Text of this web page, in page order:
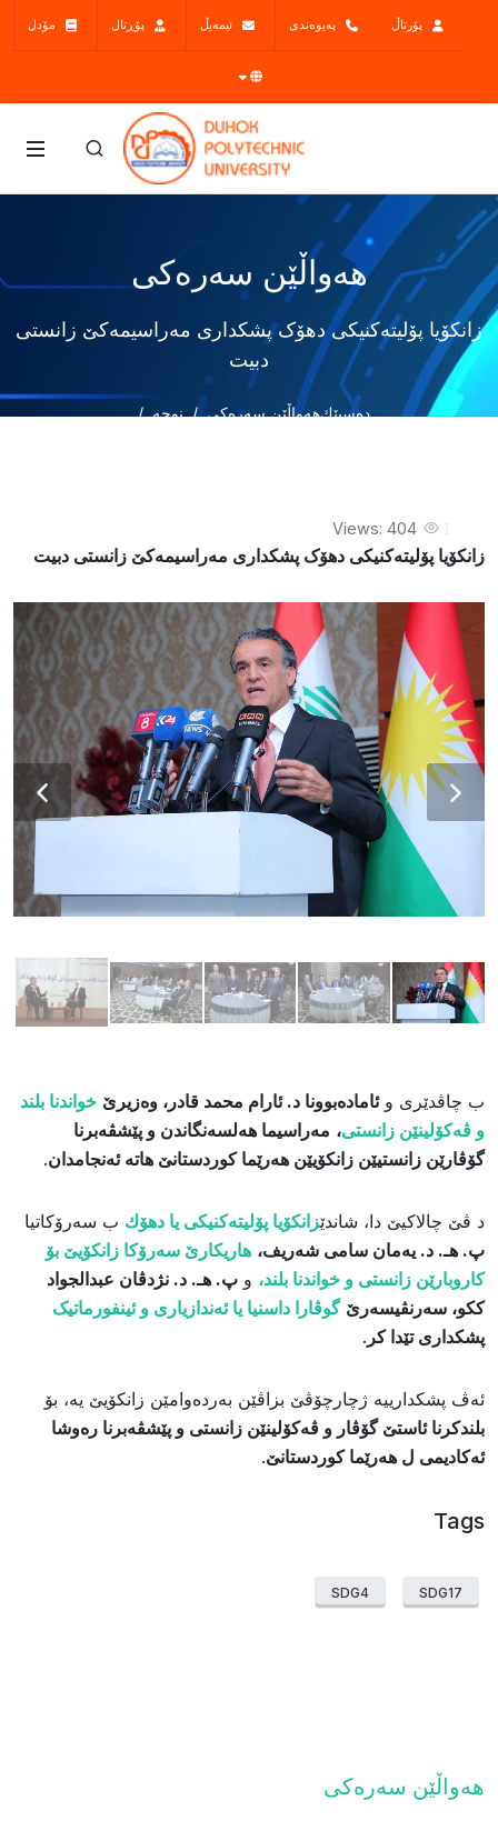
پۆرتاڵ پەیوەندی ئیمەیڵ پۆڕتال مۆدل
هەواڵێن سەرەکی
زانکۆیا پۆلیتەکنیکی دهۆک پشکداری مەراسیمەکێ زانستی
دبیت
دەسپێكهەواڵێن سەرەکی
نوچە
Views: 404
زانکۆیا پۆلیتەکنیکی دهۆک پشکداری مەراسیمەکێ زانستی دبیت
ب چاڤدێری وئامادەبوونا د. ئارام محمد قادر، وەزیرێ خواندنا بلند
و ڤەکۆلینێن زانستی، مەراسیما هەلسەنگاندن و پێشڤەبرنا
گۆڤارێن زانستیێن زانکۆیێن هەرێما کوردستانێ هاتە ئەنجامدان.
​د ڤێ چالاكیێ دا، شاندێزانكۆیا پۆلیته‌كنیكی یا دهۆك ب سه‌رۆكاتیا
پ. هـ. د. یەمان سامی شەریف، هاریكارێ سه‌رۆكا زانكۆیێ بۆ
كاروبارێن زانستی و خواندنا بلند، و پ. هـ. د. نژدڤان عبدالجواد
ککو، سەرنڤیسەرێ گوڤارا داسنیا یا ئەندازیاری و ئینفورماتیک
پشکداری تێدا کر .
​ئەڤ پشکدارییە ژچارچۆڤێ بزاڤێن بەردەوامێن زانکۆیێ یە، بۆ
بلندکرنا ئاستێ گۆڤار و ڤەکۆلینێن زانستی و پێشڤەبرنا رەوشا
ئەکادیمی ل هەرێما کوردستانێ.
Tags
SDG17
SDG4
هەواڵێن سەرەکی